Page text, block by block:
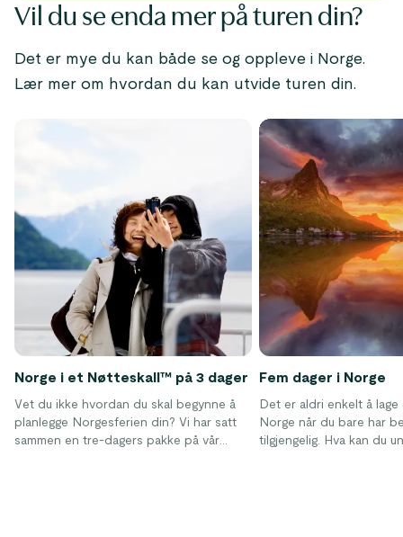
Vil du se enda mer på turen din?
Det er mye du kan både se og oppleve i Norge.
Lær mer om hvordan du kan utvide turen din.
Norge i et Nøtteskall™ på 3 dager
Vet du ikke hvordan du skal begynne å
planlegge Norgesferien din? Vi har satt
sammen en tre-dagers pakke på vår
Fem dager i Norge
Det er aldri enkelt å
Norge når du bare har
tilgjengelig. Hva kan du